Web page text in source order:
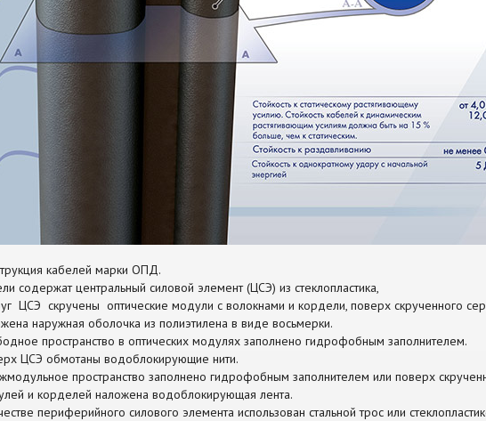
кабелей марки ОПД.
содержат центральный силовой элемент (ЦСЭ) из стеклопластика,
ЦСЭ скручены оптические модули с волокнами и кордели, поверх скрученного
наружная оболочка из полиэтилена в виде восьмерки.
пространство в оптических модулях заполнено гидрофобным заполнителем.
ЦСЭ обмотаны водоблокирующие нити.
пространство заполнено гидрофобным заполнителем или поверх
и корделей наложена водоблокирующая лента.
периферийного силового элемента использован стальной трос или